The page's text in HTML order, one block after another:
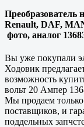
Преобразователь
Renault, DAF,
фото, аналог
Вы уже покупали
Ходовик
возможность
вольт 20 Ампер
Мы продаем только
поставщиков, и
поддельных